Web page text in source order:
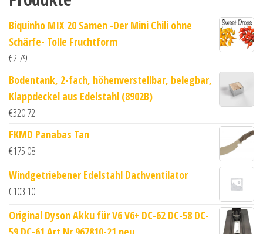
Biquinho MIX 20 Samen -Der Mini Chili ohne
Schärfe- Tolle Fruchtform
€2.79
Bodentank, 2-fach, höhenverstellbar, belegbar,
Klappdeckel aus Edelstahl (8902B)
€320.72
FKMD Panabas Tan
€175.08
Windgetriebener Edelstahl Dachventilator
€103.10
Original Dyson Akku für V6 V6+ DC-62 DC-58 DC-